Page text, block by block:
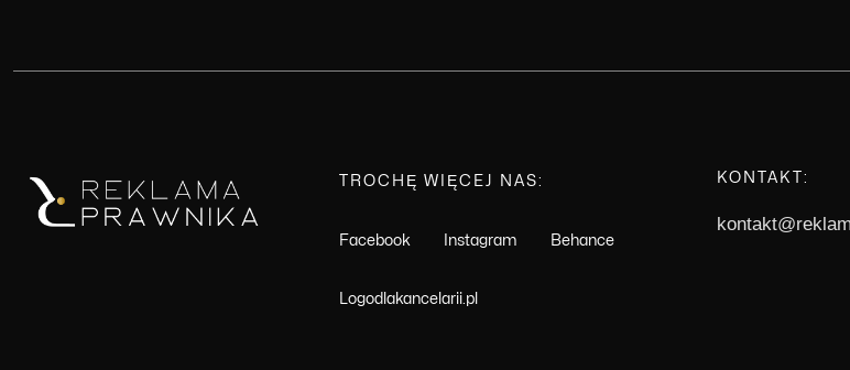
TROCHĘ WIĘCEJ NAS:
Facebook Instagram Behance
Logodlakancelarii.pl
KONTAKT: